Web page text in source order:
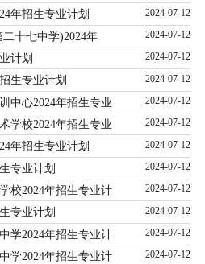
年招生专业计划 2024-07-12
十七中学)2024年 2024-07-12
计划 2024-07-12
生专业计划 2024-07-12
中心2024年招生专业 2024-07-12
学校2024年招生专业 2024-07-12
年招生专业计划 2024-07-12
专业计划 2024-07-12
校2024年招生专业计 2024-07-12
专业计划 2024-07-12
学2024年招生专业计 2024-07-12
学2024年招生专业计 2024-07-12